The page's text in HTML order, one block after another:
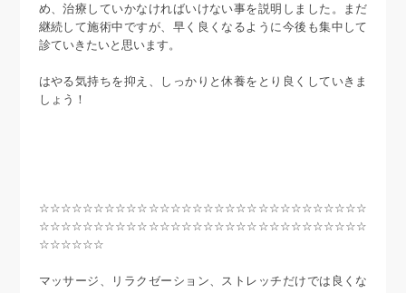
め、治療していかなければいけない事を説明しました。まだ
継続して施術中ですが、早く良くなるように今後も集中して
診ていきたいと思います。
はやる気持ちを抑え、しっかりと休養をとり良くしていきま
しょう！
☆☆☆☆☆☆☆☆☆☆☆☆☆☆☆☆☆☆☆☆☆☆☆☆☆☆☆☆☆☆
☆☆☆☆☆☆☆☆☆☆☆☆☆☆☆☆☆☆☆☆☆☆☆☆☆☆☆☆☆☆
☆☆☆☆☆☆
マッサージ、リラクゼーション、ストレッチだけでは良くな